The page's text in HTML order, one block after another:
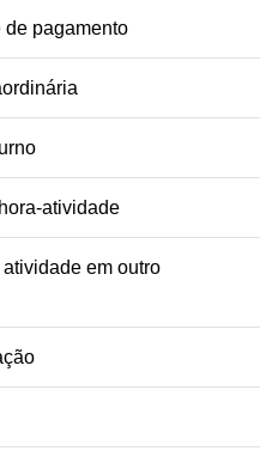
de pagamento
atividade
em outro